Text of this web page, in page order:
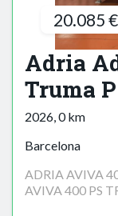
20.085 €
Adria
Truma
2026, 0 km
Barcelona
ADRIA AVIVA
AVIVA 400 PS